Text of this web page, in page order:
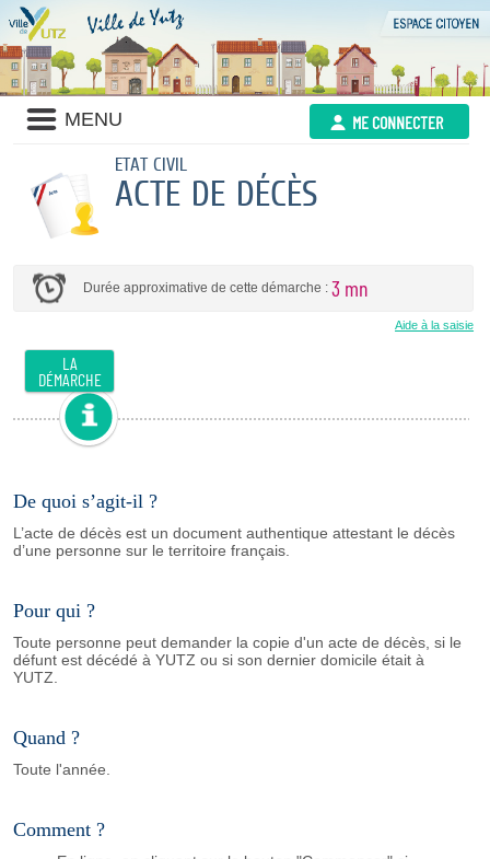
MENU ME CONNECTER
ETAT CIVIL
ACTE DE DÉCÈS
Durée approximative de cette démarche : 3 mn
Aide à la saisie
LA
DÉMARCHE